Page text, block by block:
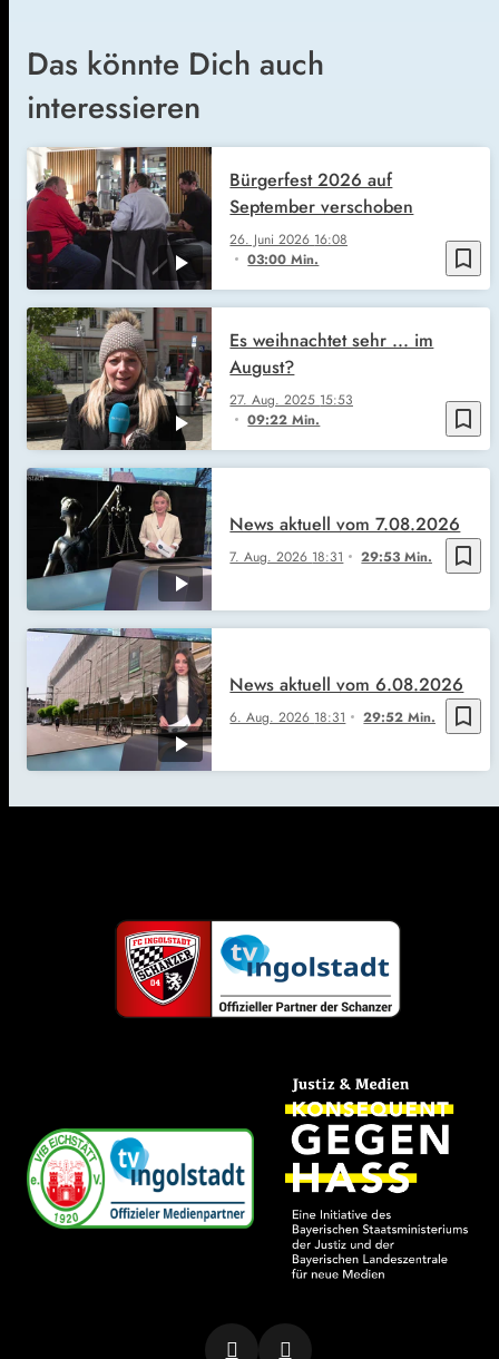
Das könnte Dich auch
interessieren
bookmark_border
26. Juni 2026 16:08
03:00 Min.
Bürgerfest 2026 auf
September verschoben
bookmark_border
27. Aug. 2025 15:53
09:22 Min.
Es weihnachtet sehr ... im
August?
bookmark_border
7. Aug. 2026 18:31 29:53 Min.
News aktuell vom 7.08.2026
bookmark_border
6. Aug. 2026 18:31 29:52 Min.
News aktuell vom 6.08.2026